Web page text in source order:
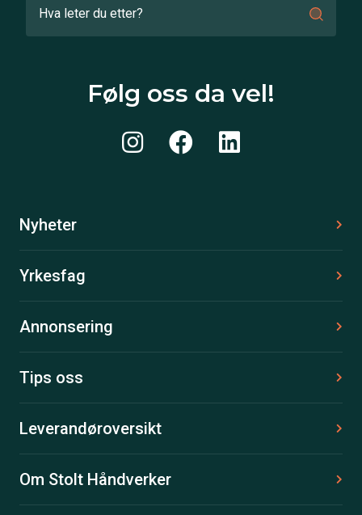
Følg oss da vel!
Nyheter
Yrkesfag
Annonsering
Tips oss
Leverandøroversikt
Om Stolt Håndverker